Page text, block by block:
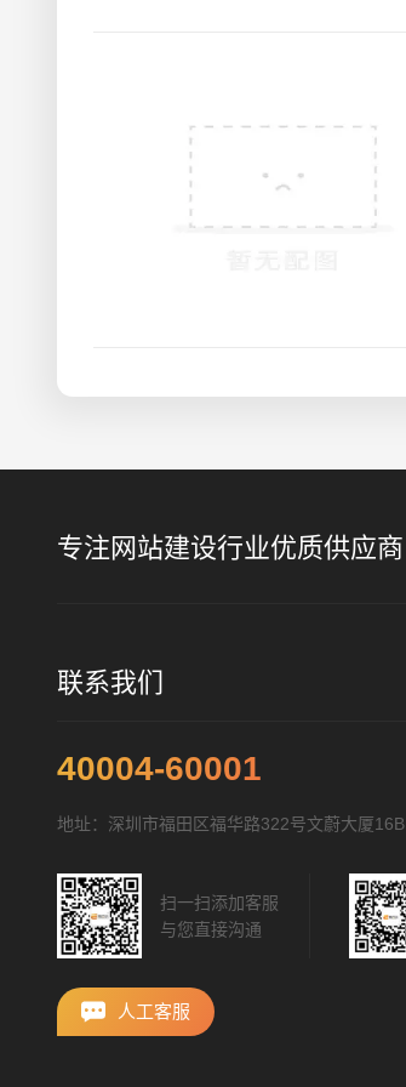
专注网站建设行业优质供应商
联系我们
40004-60001
地址：深圳市福田区福华路322号文蔚大厦16B
扫一扫添加客服
与您直接沟通
人工客服